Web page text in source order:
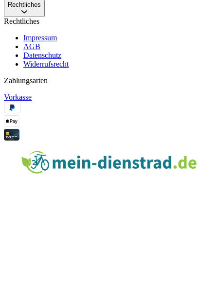
Rechtliches
Rechtliches
Impressum
AGB
Datenschutz
Widerrufsrecht
Zahlungsarten
Vorkasse